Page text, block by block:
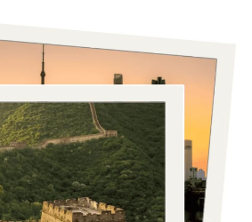
wybrać się z nami na wyjątkową
wyprawę.